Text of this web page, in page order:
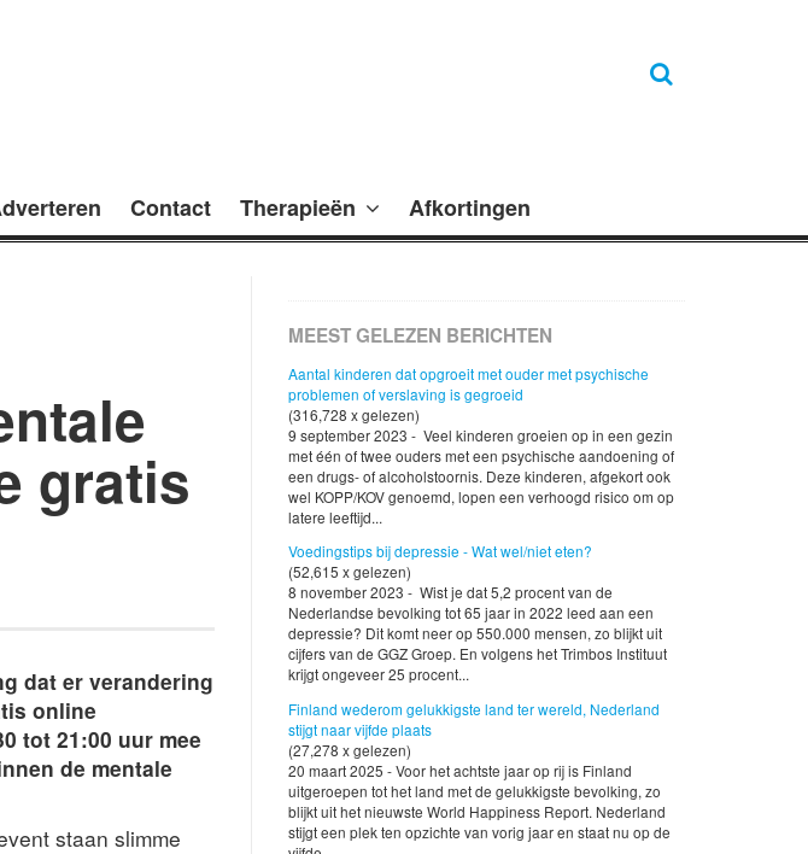
Contact Therapieën Afkortingen
gratis
dat er verandering
online
tot 21:00 uur mee
de mentale
staan slimme
MEEST GELEZEN BERICHTEN
Aantal kinderen dat opgroeit met ouder met psychische
problemen of verslaving is gegroeid
(316,728 x gelezen)
9 september 2023 - Veel kinderen groeien op in een gezin
met één of twee ouders met een psychische aandoening of
een drugs- of alcoholstoornis. Deze kinderen, afgekort ook
wel KOPP/KOV genoemd, lopen een verhoogd risico om op
latere leeftijd...
Voedingstips bij depressie - Wat wel/niet eten?
(52,615 x gelezen)
8 november 2023 - Wist je dat 5,2 procent van de
Nederlandse bevolking tot 65 jaar in 2022 leed aan een
depressie? Dit komt neer op 550.000 mensen, zo blijkt uit
cijfers van de GGZ Groep. En volgens het Trimbos Instituut
krijgt ongeveer 25 procent...
Finland wederom gelukkigste land ter wereld, Nederland
stijgt naar vijfde plaats
(27,278 x gelezen)
20 maart 2025 - Voor het achtste jaar op rij is Finland
uitgeroepen tot het land met de gelukkigste bevolking, zo
blijkt uit het nieuwste World Happiness Report. Nederland
stijgt een plek ten opzichte van vorig jaar en staat nu op de